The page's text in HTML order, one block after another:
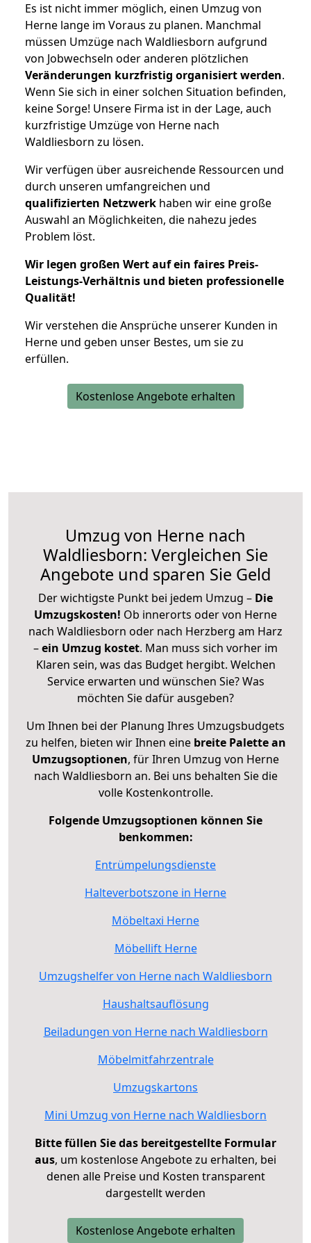
Es ist nicht immer möglich, einen Umzug von
Herne lange im Voraus zu planen. Manchmal
müssen Umzüge nach Waldliesborn aufgrund
von Jobwechseln oder anderen plötzlichen
Veränderungen kurzfristig organisiert werden.
Wenn Sie sich in einer solchen Situation befinden,
keine Sorge! Unsere Firma ist in der Lage, auch
kurzfristige Umzüge von Herne nach
Waldliesborn zu lösen.
Wir verfügen über ausreichende Ressourcen und
durch unseren umfangreichen und
qualifizierten Netzwerk haben wir eine große
Auswahl an Möglichkeiten, die nahezu jedes
Problem löst.
Wir legen großen Wert auf ein faires Preis-
Leistungs-Verhältnis und bieten professionelle
Qualität!
Wir verstehen die Ansprüche unserer Kunden in
Herne und geben unser Bestes, um sie zu
erfüllen.
Kostenlose Angebote erhalten
Umzug von Herne nach
Waldliesborn: Vergleichen Sie
Angebote und sparen Sie Geld
Der wichtigste Punkt bei jedem Umzug – Die
Umzugskosten! Ob innerorts oder von Herne
nach Waldliesborn oder nach Herzberg am Harz
–ein Umzug kostet. Man muss sich vorher im
Klaren sein, was das Budget hergibt. Welchen
Service erwarten und wünschen Sie? Was
möchten Sie dafür ausgeben?
Um Ihnen bei der Planung Ihres Umzugsbudgets
zu helfen, bieten wir Ihnen eine breite Palette an
Umzugsoptionen, für Ihren Umzug von Herne
nach Waldliesborn an. Bei uns behalten Sie die
volle Kostenkontrolle.
Folgende Umzugsoptionen können Sie
benkommen:
Entrümpelungsdienste
Halteverbotszone in Herne
Möbeltaxi Herne
Möbellift Herne
Umzugshelfer von Herne nach Waldliesborn
Haushaltsauflösung
Beiladungen von Herne nach Waldliesborn
Möbelmitfahrzentrale
Umzugskartons
Mini Umzug von Herne nach Waldliesborn
Bitte füllen Sie das bereitgestellte Formular
aus, um kostenlose Angebote zu erhalten, bei
denen alle Preise und Kosten transparent
dargestellt werden
Kostenlose Angebote erhalten